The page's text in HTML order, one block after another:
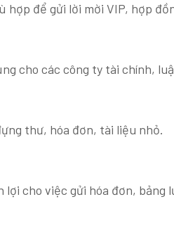
hợp để gửi lời mời VIP, hợp
cho các công ty tài chính,
thư, hóa đơn, tài liệu nhỏ.
cho việc gửi hóa đơn, bảng